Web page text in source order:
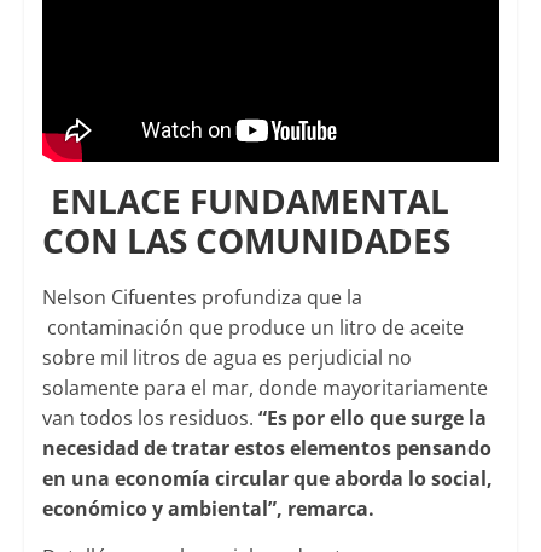
ENLACE FUNDAMENTAL
CON LAS COMUNIDADES
Nelson Cifuentes profundiza que la
contaminación que produce un litro de aceite
sobre mil litros de agua es perjudicial no
solamente para el mar, donde mayoritariamente
van todos los residuos. “Es por ello que surge la
necesidad de tratar estos elementos pensando
en una economía circular que aborda lo social,
económico y ambiental”, remarca.